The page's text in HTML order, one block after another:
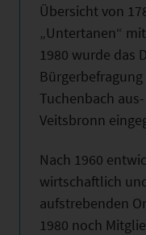
Übersicht von
„Untertanen“
1980 wurde das
Tuchenbach
Veitsbronn
Nach 1960
wirtschaftlich
aufstrebenden
1980 noch